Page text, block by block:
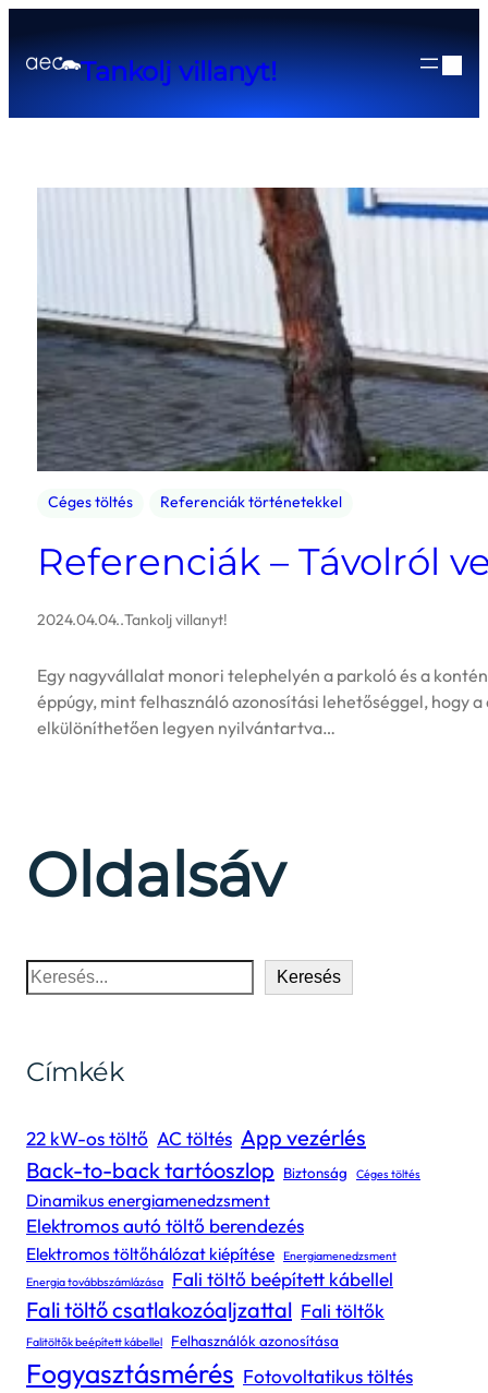
Tankolj villanyt!
Céges töltés Referenciák történetekkel
Referenciák – Távolról
2024.04.04..Tankolj villanyt!
Egy nagyvállalat monori telephelyén a parkoló és a
éppúgy, mint felhasználó azonosítási lehetőséggel, hogy
elkülöníthetően legyen nyilvántartva…
Oldalsáv
Keresés
Címkék
22 kW-os töltő AC töltés App vezérlés
Back-to-back tartóoszlop
Biztonság Céges töltés
Dinamikus energiamenedzsment
Elektromos autó töltő berendezés
Elektromos töltőhálózat kiépítése Energiamenedzsment
Energia továbbszámlázása
Fali töltő beépített kábellel
Fali töltő csatlakozóaljzattal Fali töltők
Falitöltők beépített kábellel Felhasználók azonosítása
Fogyasztásmérés Fotovoltatikus töltés